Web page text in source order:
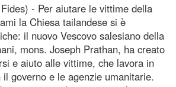
- Per aiutare le vittime della
la Chiesa tailandese si è
il nuovo Vescovo salesiano della
mons. Joseph Prathan, ha creato
e aiuto alle vittime, che lavora in
governo e le agenzie umanitarie.